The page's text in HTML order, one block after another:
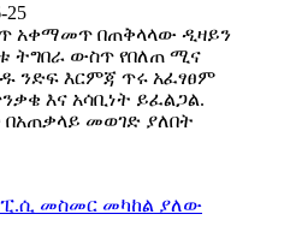
25
አቀማመጥ በጠቅላላው ዲዛይን
ትግበራ ውስጥ የበለጠ ሚና
ንድፍ እርምጃ ጥሩ አፈፃፀም
እና አሳቢነት ይፈልጋል.
በአጠቃላይ መወገድ ያለበት